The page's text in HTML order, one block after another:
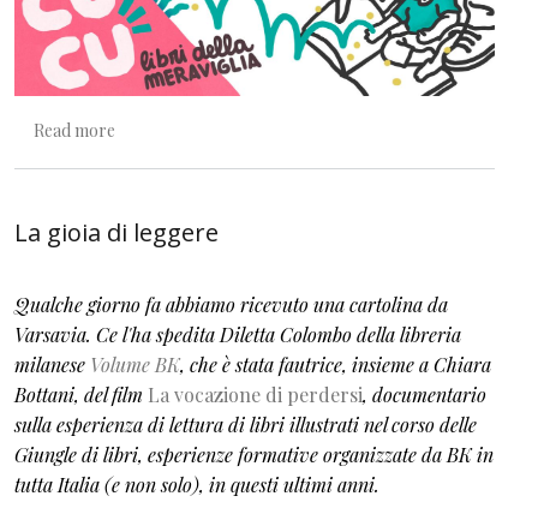
Read more
La gioia di leggere
Qualche giorno fa abbiamo ricevuto una cartolina da
Varsavia. Ce l'ha spedita Diletta Colombo della libreria
milanese Volume BK, che è stata fautrice, insieme a Chiara
Bottani, del film La vocazione di perdersi, documentario
sulla esperienza di lettura di libri illustrati nel corso delle
Giungle di libri, esperienze formative organizzate da BK in
tutta Italia (e non solo), in questi ultimi anni.